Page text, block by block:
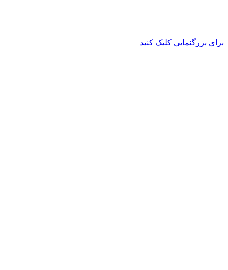
برای بزرگنمایی کلیک کنید